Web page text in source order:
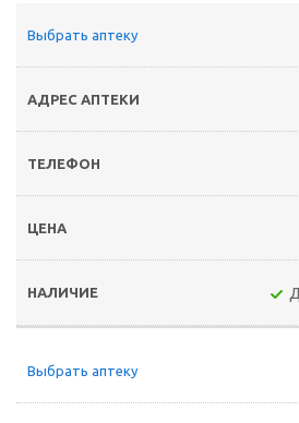
Выбрать аптеку
Выбрать аптеку